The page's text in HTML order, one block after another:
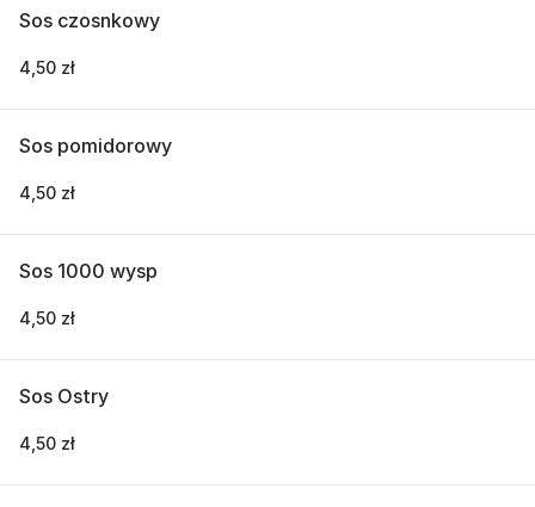
Sos czosnkowy
4,50 zł
Sos pomidorowy
4,50 zł
Sos 1000 wysp
4,50 zł
Sos Ostry
4,50 zł